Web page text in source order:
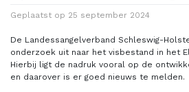
Geplaatst op 25 september 2024
De Landessangelverband Schleswig-
onderzoek uit naar het visbestand in het
Hierbij ligt de nadruk vooral op de
en daarover is er goed nieuws te melden.